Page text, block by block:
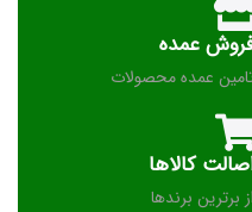
عمده
عمده محصولات
کالاها
از برترین برندها